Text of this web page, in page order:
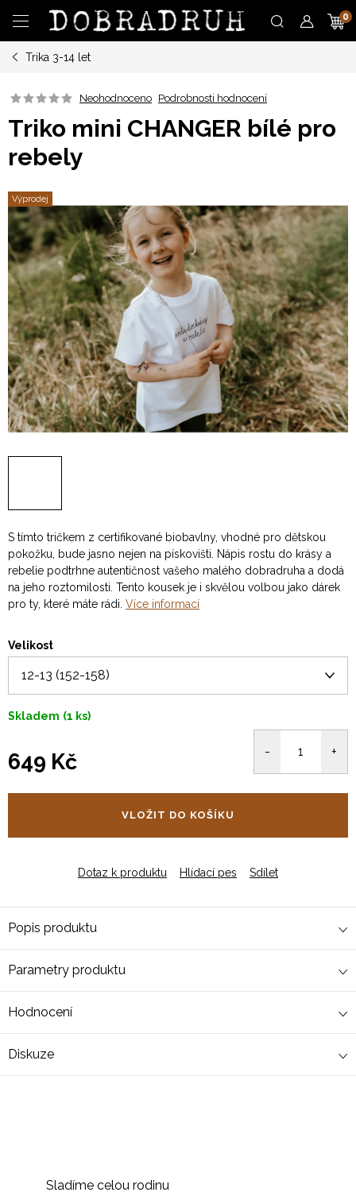
obsah
Trika 3-14 let
Neohodnoceno Podrobnosti hodnocení
Triko mini CHANGER bílé pro
rebely
Výprodej
S tímto tričkem z certifikované biobavlny, vhodné pro dětskou
pokožku, bude jasno nejen na pískovišti. Nápis rostu do krásy a
rebelie podtrhne autentičnost vašeho malého dobradruha a dodá
na jeho roztomilosti. Tento kousek je i skvělou volbou jako dárek
pro ty, které máte rádi. Více informací
Velikost
Skladem (1 ks)
649 Kč
VLOŽIT DO KOŠÍKU
Dotaz k produktu Hlídací pes Sdílet
Popis produktu
Parametry produktu
Hodnocení
Diskuze
Sladíme celou rodinu